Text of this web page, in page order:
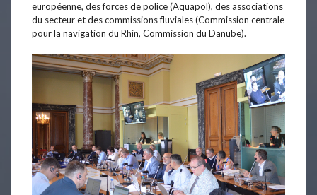
européenne, des forces de police (Aquapol), des associations
du secteur et des commissions fluviales (Commission centrale
pour la navigation du Rhin, Commission du Danube).